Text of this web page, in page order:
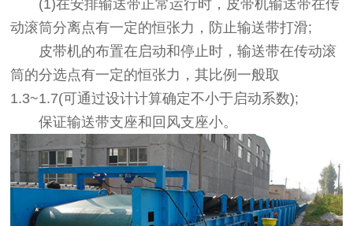
(1)在安排输送带正常运行时，皮带机输送带在传
动滚筒分离点有一定的恒张力，防止输送带打滑;
皮带机的布置在启动和停止时，输送带在传动滚
筒的分选点有一定的恒张力，其比例一般取
1.3~1.7(可通过设计计算确定不小于启动系数);
保证输送带支座和回风支座小。